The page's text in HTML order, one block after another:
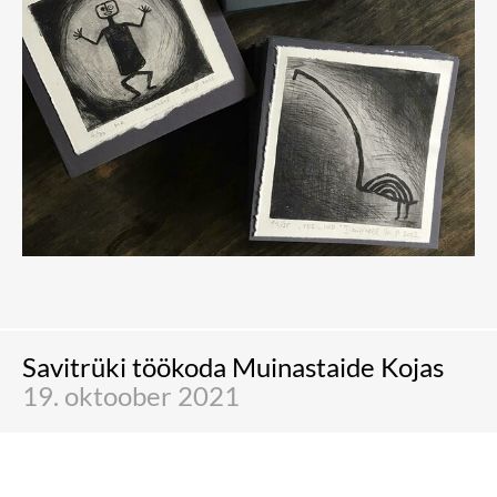
Savitrüki töökoda Muinastaide Kojas
19. oktoober 2021